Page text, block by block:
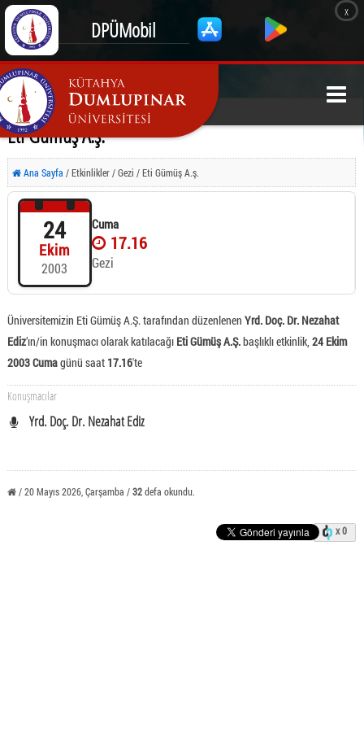
DPÜMobil
x
Eti Gümüş A.ş.
Ana Sayfa / Etkinlikler / Gezi / Eti Gümüş A.ş.
24
Ekim
2003
Cuma
17.16
Gezi
Üniversitemizin Eti Gümüş A.Ş. tarafından düzenlenen Yrd. Doç. Dr. Nezahat
Ediz’ın/in konuşmacı olarak katılacağı Eti Gümüş A.Ş.başlıklı etkinlik, 24 Ekim
2003 Cumagünü saat 17.16'te
Konuşmacılar
Yrd. Doç. Dr. Nezahat Ediz
/ 20 Mayıs 2026, Çarşamba /32defa okundu.
x 0